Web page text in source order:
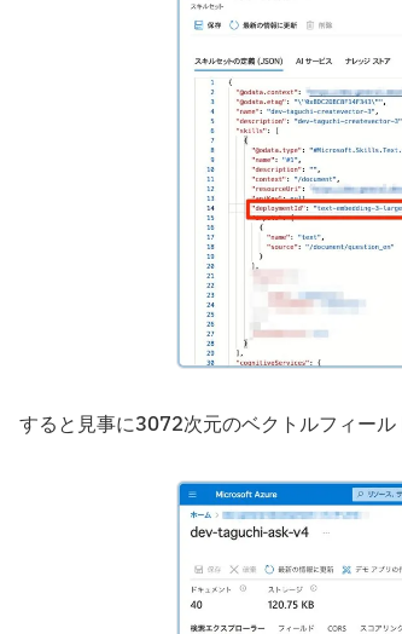
すると見事に3072次元のベクトルフィー